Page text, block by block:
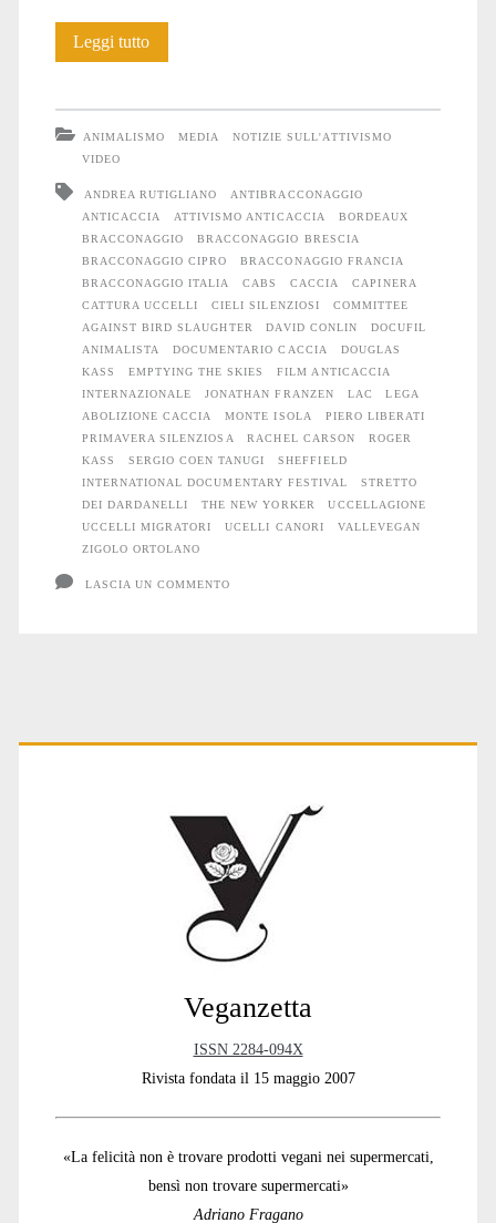
Leggi tutto“Emptying
docufilm
da
vedere
ANIMALISMO MEDIA
NOTIZIE SULL'ATTIVISMO
VIDEO
ANDREA RUTIGLIANO
ANTIBRACCONAGGIO
ANTICACCIA
ATTIVISMO ANTICACCIA
BORDEAUX
BRACCONAGGIO
BRACCONAGGIO BRESCIA
BRACCONAGGIO CIPRO
BRACCONAGGIO FRANCIA
BRACCONAGGIO ITALIA
CABS CACCIA
CAPINERA
CATTURA UCCELLI
CIELI SILENZIOSI
COMMITTEE
AGAINST BIRD SLAUGHTER
DAVID CONLIN
DOCUFIL
ANIMALISTA
DOCUMENTARIO CACCIA
DOUGLAS
KASS
EMPTYING THE SKIES
FILM ANTICACCIA
INTERNAZIONALE
JONATHAN FRANZEN LAC
LEGA
ABOLIZIONE CACCIA
MONTE ISOLA
PIERO LIBERATI
PRIMAVERA SILENZIOSA
RACHEL CARSON
ROGER
KASS
SERGIO COEN TANUGI
SHEFFIELD
INTERNATIONAL DOCUMENTARY FESTIVAL
STRETTO
DEI DARDANELLI
THE NEW YORKER
UCCELLAGIONE
UCCELLI MIGRATORI
UCELLI CANORI
VALLEVEGAN
ZIGOLO ORTOLANO
LASCIA UN COMMENTO
Primary
Veganzetta
ISSN 2284-094X
Rivista fondata il 15 maggio 2007
«La felicità non è trovare prodotti vegani nei supermercati,
bensì non trovare supermercati»
Adriano Fragano